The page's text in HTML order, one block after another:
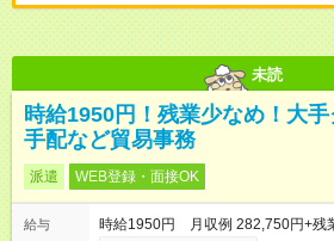
未読
時給1950円！残業少なめ！大
手配など貿易事務
派遣 WEB登録・面接OK
給与
時給1950円 月収例 282,750円+残